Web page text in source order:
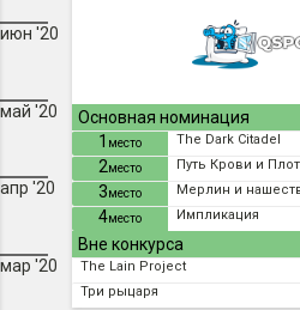
июн '20
май '20
апр '20
мар '20
Основная номинация
1 место The Dark Citadel
2место Путь Крови и
3место Мерлин и
4место Импликация
Вне конкурса
The Lain Project
Три рыцаря